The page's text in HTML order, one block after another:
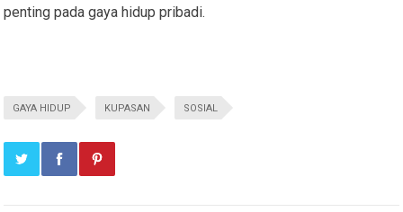
penting pada gaya hidup pribadi.
GAYA HIDUP KUPASAN SOSIAL